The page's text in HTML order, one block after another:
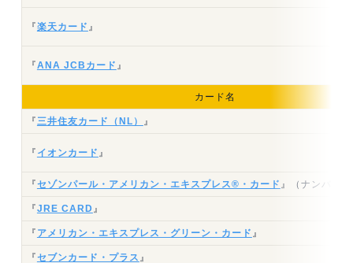
『楽天カード 』
『 ANA JCBカード 』
カード名
『 三井住友カード（NL） 』
『 イオンカード 』
『セゾンパール・アメリカン・エキスプレス®・カード 』（ナンバー
『JRE CARD 』
『 アメリカン・エキスプレス・グリーン・カード 』
『セブンカード・プラス 』